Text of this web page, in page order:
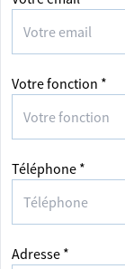
Votre fonction *
Téléphone *
Adresse *